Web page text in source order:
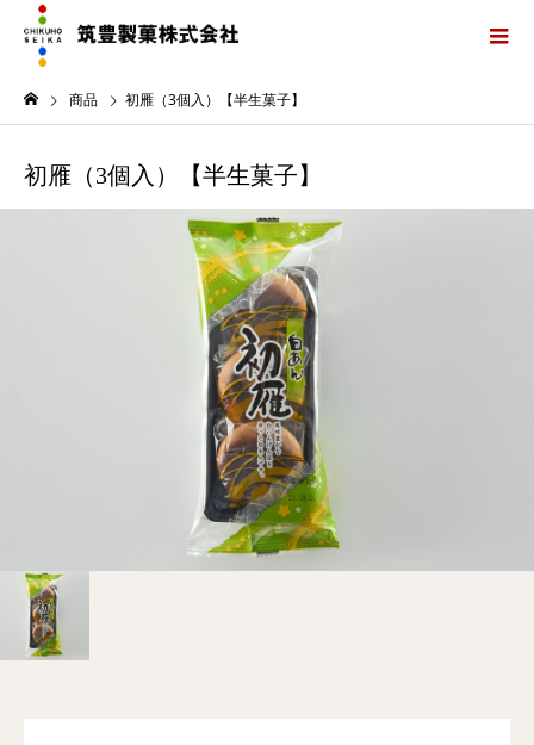
商品 初雁（3個入）【半生菓子】
初雁（3個入）【半生菓子】